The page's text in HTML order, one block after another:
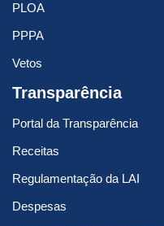
PLOA
PPPA
Vetos
Transparência
Portal da Transparência
Receitas
Regulamentação da LAI
Despesas